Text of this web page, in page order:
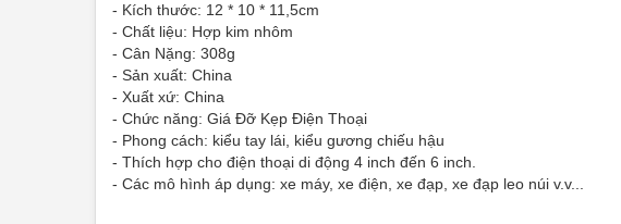
- Kích thước: 12 * 10 * 11,5cm
- Chất liệu: Hợp kim nhôm
- Cân Nặng: 308g
- Sản xuất: China
- Xuất xứ: China
- Chức năng: Giá Đỡ Kẹp Điện Thoại
- Phong cách: kiểu tay lái, kiểu gương chiếu hậu
- Thích hợp cho điện thoại di động 4 inch đến 6 inch.
- Các mô hình áp dụng: xe máy, xe điện, xe đạp, xe đạp leo núi v.v...